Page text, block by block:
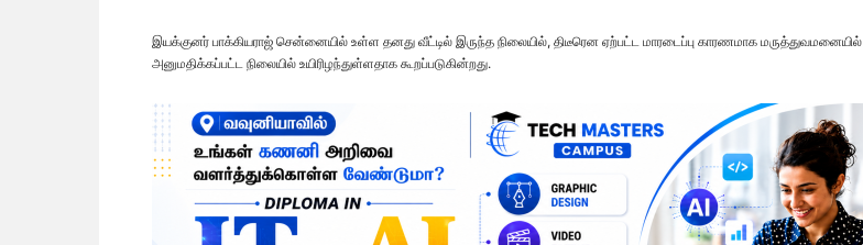
இயக்குனர் பாக்கியராஜ் சென்னையில் உள்ள தனது வீட்டில் இருந்த நிலையில், திடீரென ஏற்பட்ட மாரடைப்பு காரணமாக மருத்துவமனையில்
அனுமதிக்கப்பட்ட நிலையில் உயிரிழந்துள்ளதாக கூறப்படுகின்றது.